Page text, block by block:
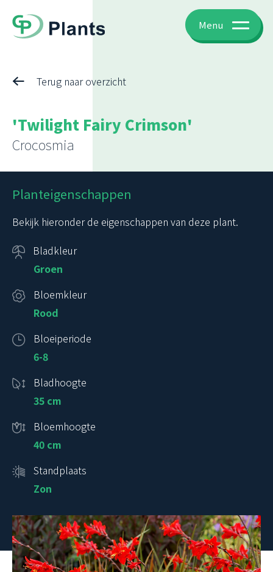
Menu
Terug naar overzicht
'Twilight Fairy Crimson'
Crocosmia
Planteigenschappen
Bekijk hieronder de eigenschappen van deze plant.
Bladkleur
Groen
Bloemkleur
Rood
Bloeiperiode
6-8
Bladhoogte
35 cm
Bloemhoogte
40 cm
Standplaats
Zon